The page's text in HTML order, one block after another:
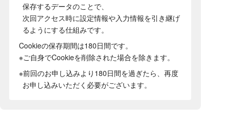
保存するデータのことで、
次回アクセス時に設定情報や入力情報を引き継げ
るようにする仕組みです。
Cookieの保存期間は180日間です。
※ご自身でCookieを削除された場合を除きます。
※前回のお申し込みより180日間を過ぎたら、再度
お申し込みいただく必要がございます。